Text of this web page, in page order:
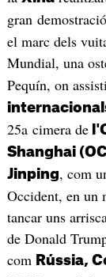
gran
el marc dels
Mundial, una
Pequín, on
25a cimera de
Shanghai
Jinping, com
Occident, en un
tancar uns
de Donald
com Rússia,